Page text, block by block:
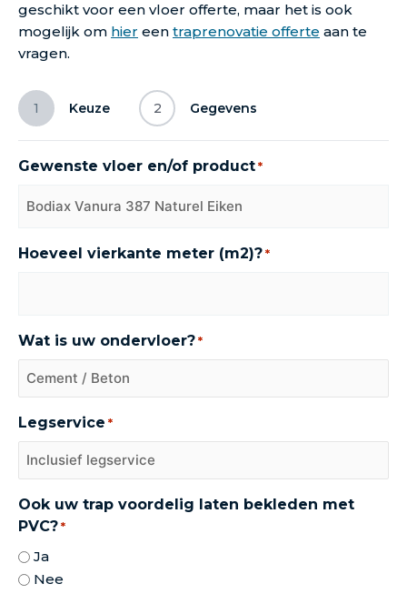
geschikt voor een vloer offerte, maar het is ook
mogelijk om hier een traprenovatie offerte aan te
vragen.
1 Keuze 2 Gegevens
Gewenste vloer en/of product *
Hoeveel vierkante meter (m2)? *
Wat is uw ondervloer? *
Legservice *
Ook uw trap voordelig laten bekleden met
PVC? *
Ja
Nee